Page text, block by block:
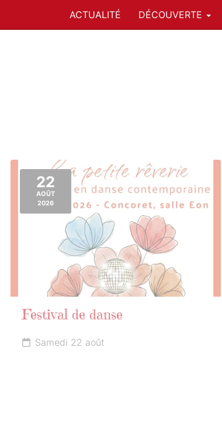
ACTUALITÉ DÉCOUVERTE
22
AOÛT
2026
Festival de danse
Samedi 22 août